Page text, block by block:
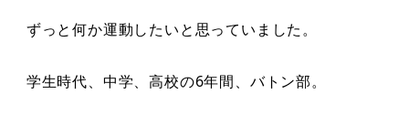
ずっと何か運動したいと思っていました。
学生時代、中学、高校の6年間、バトン部。